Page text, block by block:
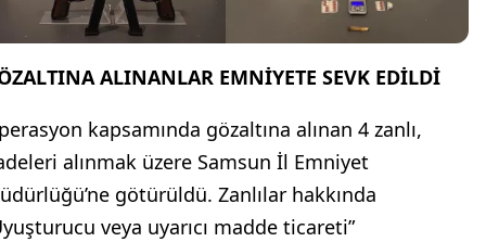
ALINANLAR EMNİYETE SEVK EDİLDİ
kapsamında gözaltına alınan 4 zanlı,
alınmak üzere Samsun İl Emniyet
götürüldü. Zanlılar hakkında
veya uyarıcı madde ticareti”